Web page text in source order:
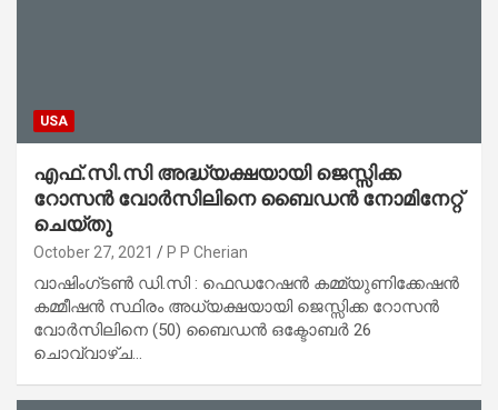
USA
എഫ്.സി.സി അദ്ധ്യക്ഷയായി ജെസ്സിക്ക
റോസന്‍ വോര്‍സിലിനെ ബൈഡന്‍ നോമിനേറ്റ്
ചെയ്തു
October 27, 2021 P P Cherian
വാഷിംഗ്ടണ്‍ ഡി.സി : ഫെഡറേഷന്‍ കമ്മ്യുണിക്കേഷന്‍
കമ്മീഷന്‍ സ്ഥിരം അധ്യക്ഷയായി ജെസ്സിക്ക റോസന്‍
വോര്‍സിലിനെ (50) ബൈഡന്‍ ഒക്ടോബര്‍ 26
ചൊവ്വാഴ്ച…